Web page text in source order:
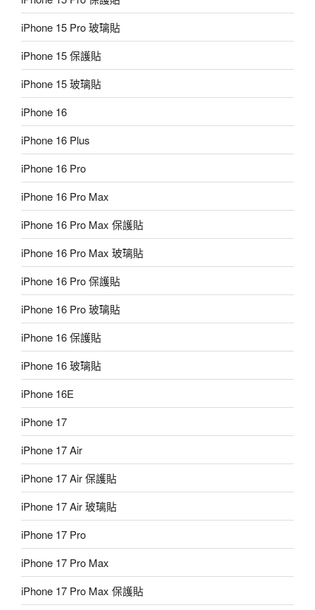
iPhone 15 Pro 玻璃貼
iPhone 15 保護貼
iPhone 15 玻璃貼
iPhone 16
iPhone 16 Plus
iPhone 16 Pro
iPhone 16 Pro Max
iPhone 16 Pro Max 保護貼
iPhone 16 Pro Max 玻璃貼
iPhone 16 Pro 保護貼
iPhone 16 Pro 玻璃貼
iPhone 16 保護貼
iPhone 16 玻璃貼
iPhone 16E
iPhone 17
iPhone 17 Air
iPhone 17 Air 保護貼
iPhone 17 Air 玻璃貼
iPhone 17 Pro
iPhone 17 Pro Max
iPhone 17 Pro Max 保護貼